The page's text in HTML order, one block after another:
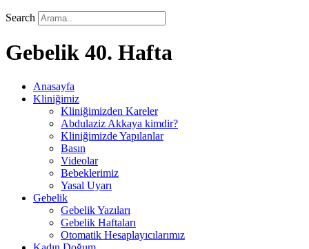
Search
Gebelik 40. Hafta
Anasayfa
Kliniğimiz
Kliniğimizden Kareler
Abdulaziz Akkaya kimdir?
Kliniğimizde Yapılanlar
Basın
Videolar
Bebeklerimiz
Yasal Uyarı
Gebelik
Gebelik Yazıları
Gebelik Haftaları
Otomatik Hesaplayıcılarımız